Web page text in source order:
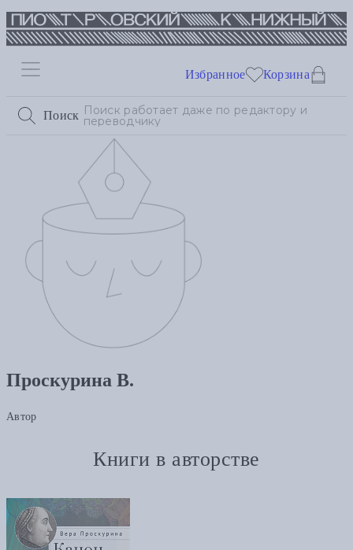
Поиск
Избранное Корзина
Проскурина В.
Автор
Книги в авторстве